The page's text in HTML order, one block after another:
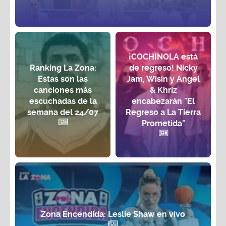
Ranking La Zona:
Estas son las
canciones más
escuchadas de la
semana del 24/07
¡COCHINOLA está
de regreso! Nicky
Jam, Wisin y Angel
& Khriz
encabezarán "El
Regreso a La Tierra
Prometida"
Zona Encendida: Leslie Shaw en vivo